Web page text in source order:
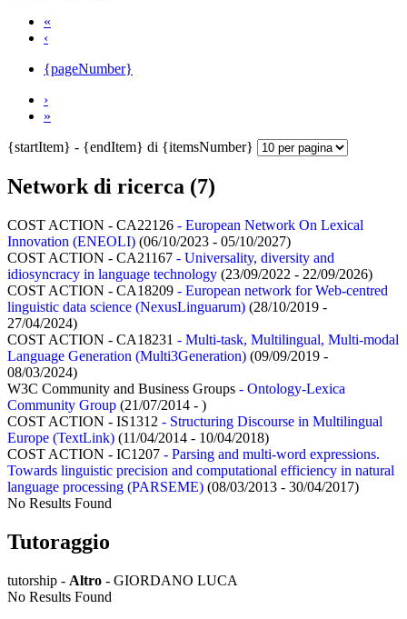
«
‹
{pageNumber}
›
»
{startItem} - {endItem} di {itemsNumber}
Network di ricerca (7)
COST ACTION - CA22126 - European Network On Lexical
Innovation (ENEOLI) (06/10/2023 - 05/10/2027)
COST ACTION - CA21167 - Universality, diversity and
idiosyncracy in language technology (23/09/2022 - 22/09/2026)
COST ACTION - CA18209 - European network for Web-centred
linguistic data science (NexusLinguarum) (28/10/2019 -
27/04/2024)
COST ACTION - CA18231 - Multi-task, Multilingual, Multi-modal
Language Generation (Multi3Generation) (09/09/2019 -
08/03/2024)
W3C Community and Business Groups - Ontology-Lexica
Community Group (21/07/2014 - )
COST ACTION - IS1312 - Structuring Discourse in Multilingual
Europe (TextLink) (11/04/2014 - 10/04/2018)
COST ACTION - IC1207 - Parsing and multi-word expressions.
Towards linguistic precision and computational efficiency in natural
language processing (PARSEME) (08/03/2013 - 30/04/2017)
No Results Found
Tutoraggio
tutorship - Altro - GIORDANO LUCA
No Results Found